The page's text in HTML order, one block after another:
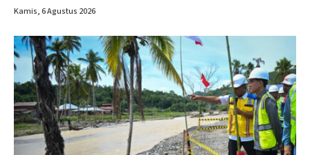
Kamis, 6 Agustus 2026